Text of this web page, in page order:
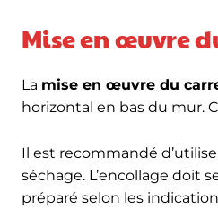
Mise en œuvre
La mise en œuvre du
horizontal en bas du mur.
Il est recommandé
séchage. L’encollage doit
préparé selon les